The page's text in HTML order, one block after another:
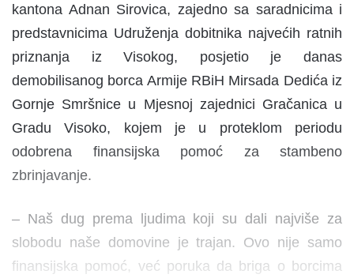
kantona Adnan Sirovica, zajedno sa saradnicima i
predstavnicima Udruženja dobitnika najvećih ratnih
priznanja iz Visokog, posjetio je danas
demobilisanog borca Armije RBiH Mirsada Dedića iz
Gornje Smršnice u Mjesnoj zajednici Gračanica u
Gradu Visoko, kojem je u proteklom periodu
odobrena finansijska pomoć za stambeno
zbrinjavanje.
– Naš dug prema ljudima koji su dali najviše za
slobodu naše domovine je trajan. Ovo nije samo
finansijska pomoć, već poruka da briga o borcima